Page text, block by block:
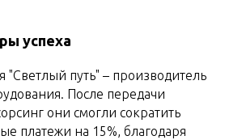
успеха
путь" – производитель
После передачи
они смогли сократить
платежи на 15%, благодаря